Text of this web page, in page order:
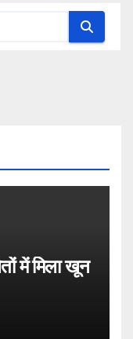
में मिला खून